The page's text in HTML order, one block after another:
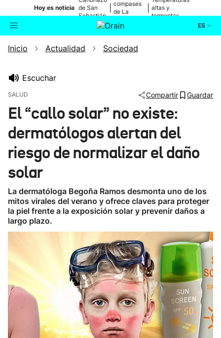
Hoy es noticia de San
Sebastián
compases
de La
altas y
tormentas
ES
Buscador Actualidad
Ikusmiran
Eguraldia
Inicio Actualidad Sociedad
Escuchar
SALUD Compartir Guardar
El “callo solar” no existe:
dermatólogos alertan del
riesgo de normalizar el daño
solar
La dermatóloga Begoña Ramos desmonta uno de los
mitos virales del verano y ofrece claves para proteger
la piel frente a la exposición solar y prevenir daños a
largo plazo.